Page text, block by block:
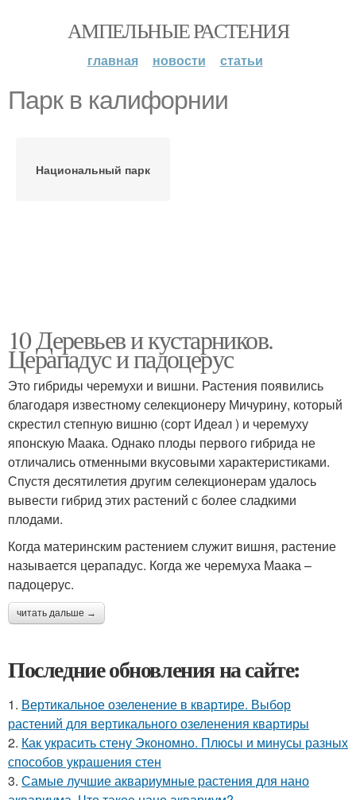
АМПЕЛЬНЫЕ РАСТЕНИЯ
главная новости статьи
Парк в калифорнии
Национальный парк
10 Деревьев и кустарников.
Церападус и падоцерус
Это гибриды черемухи и вишни. Растения появились
благодаря известному селекционеру Мичурину, который
скрестил степную вишню (сорт Идеал ) и черемуху
японскую Маака. Однако плоды первого гибрида не
отличались отменными вкусовыми характеристиками.
Спустя десятилетия другим селекционерам удалось
вывести гибрид этих растений с более сладкими
плодами.
Когда материнским растением служит вишня, растение
называется церападус. Когда же черемуха Маака –
падоцерус.
читать дальше →
Последние обновления на сайте:
1. Вертикальное озеленение в квартире. Выбор
растений для вертикального озеленения квартиры
2. Как украсить стену Экономно. Плюсы и минусы разных
способов украшения стен
3. Самые лучшие аквариумные растения для нано